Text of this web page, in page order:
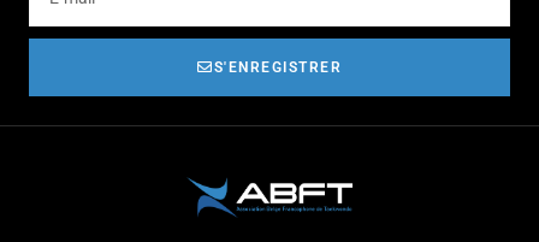
S'ENREGISTRER